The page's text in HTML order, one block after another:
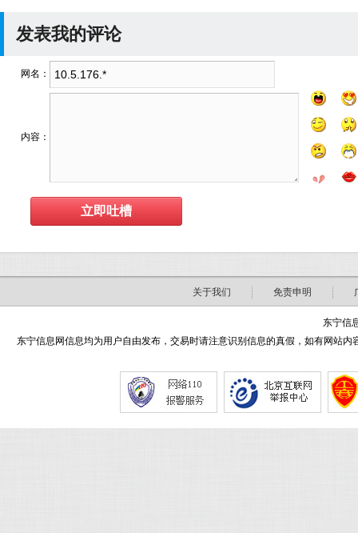
发表我的评论
网名：
内容：
关于我们 免责申明
东宁信
东宁信息网信息均为用户自由发布，交易时请注意识别信息的真假，如有网站内